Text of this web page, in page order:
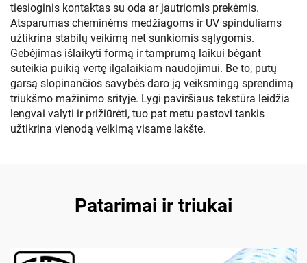
tiesioginis kontaktas su oda ar jautriomis prekėmis.
Atsparumas cheminėms medžiagoms ir UV spinduliams
užtikrina stabilų veikimą net sunkiomis sąlygomis.
Gebėjimas išlaikyti formą ir tamprumą laikui bėgant
suteikia puikią vertę ilgalaikiam naudojimui. Be to, putų
garsą slopinančios savybės daro ją veiksmingą sprendimą
triukšmo mažinimo srityje. Lygi paviršiaus tekstūra leidžia
lengvai valyti ir prižiūrėti, tuo pat metu pastovi tankis
užtikrina vienodą veikimą visame lakšte.
Patarimai ir triukai